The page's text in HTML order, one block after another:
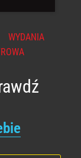
WYDANIA